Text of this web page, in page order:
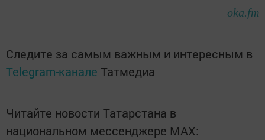
oka.fm
Следите за самым важным и интересным в
Telegram-канале Татмедиа
Читайте новости Татарстана в
национальном мессенджере MАХ: